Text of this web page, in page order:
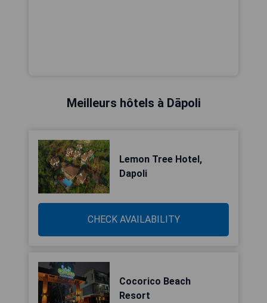
Meilleurs hôtels à Dāpoli
Lemon Tree Hotel,
Dapoli
CHECK AVAILABILITY
Cocorico Beach
Resort